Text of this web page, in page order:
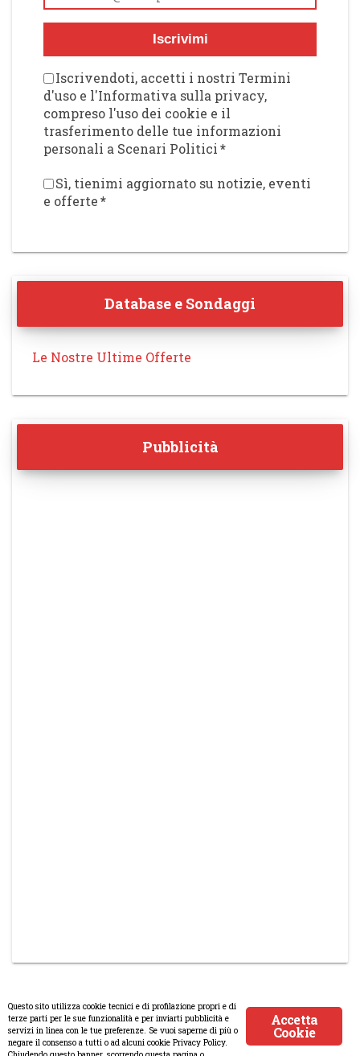
Iscrivimi
Iscrivendoti, accetti i nostri Termini
d'uso e l'Informativa sulla privacy,
compreso l'uso dei cookie e il
trasferimento delle tue informazioni
personali a Scenari Politici*
Sì, tienimi aggiornato su notizie, eventi
e offerte*
Database e Sondaggi
Le Nostre Ultime Offerte
Pubblicità
© Copyright 2008-2017 Scenaripolitici.com - Tutti i diritti riservati.
Accetta
Cookie
Questo sito utilizza cookie tecnici e di profilazione propri e di
terze parti per le sue funzionalità e per inviarti pubblicità e
servizi in linea con le tue preferenze. Se vuoi saperne di più o
negare il consenso a tutti o ad alcuni cookie Privacy Policy.